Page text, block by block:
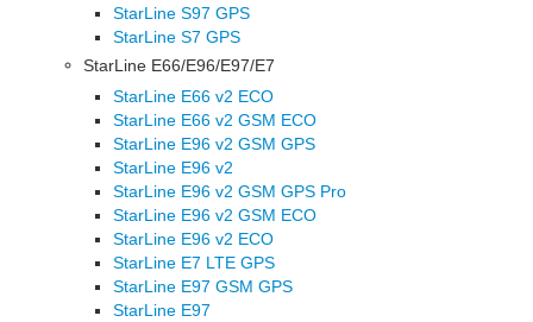
StarLine S97 GPS
StarLine S7 GPS
StarLine E66/E96/E97/E7
StarLine E66 v2 ECO
StarLine E66 v2 GSM ECO
StarLine E96 v2 GSM GPS
StarLine E96 v2
StarLine E96 v2 GSM GPS Pro
StarLine E96 v2 GSM ECO
StarLine E96 v2 ECO
StarLine E7 LTE GPS
StarLine E97 GSM GPS
StarLine E97